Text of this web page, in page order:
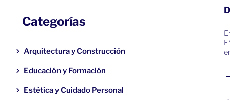
Categorías
Arquitectura y Construcción
Educación y Formación
Estética y Cuidado Personal